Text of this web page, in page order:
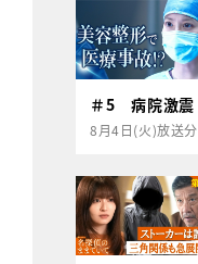
＃5 病院激震
8月4日(火)放送分